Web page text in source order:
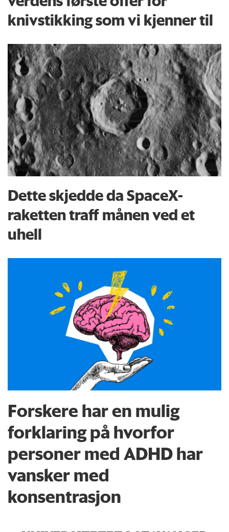
knivstikking som vi kjenner til
Dette skjedde da SpaceX-
raketten traff månen ved et
uhell
Forskere har en mulig
forklaring på hvorfor
personer med ADHD har
vansker med
konsentrasjon